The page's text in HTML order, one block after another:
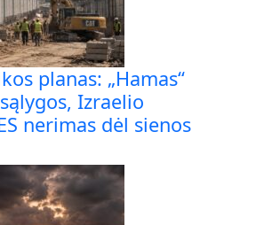
planas: „Hamas“
Izraelio
nerimas dėl sienos